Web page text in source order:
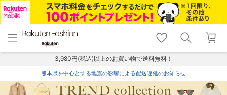
menu home
トップ
shopping_cart lock_outline
ログイン
3,980円(税込)以上のお買い物で送料無料！
熊本県を中心とする地震の影響による配送遅延のお知らせ